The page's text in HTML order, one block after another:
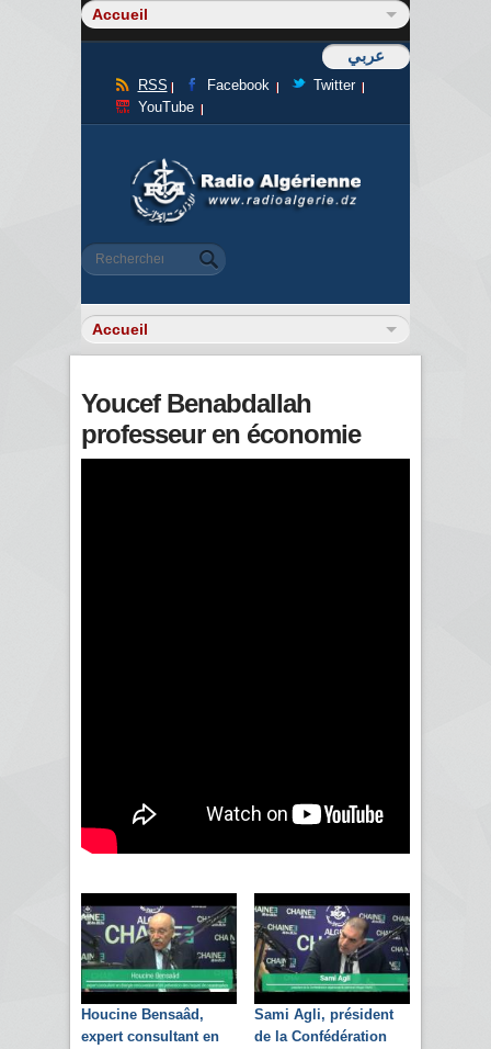
عربي
RSS Facebook
Twitter
YouTube
Formulaire de recherche
Rechercher
Youcef Benabdallah
professeur en économie
Houcine Bensaâd,
expert consultant en
Sami Agli, président
de la Confédération